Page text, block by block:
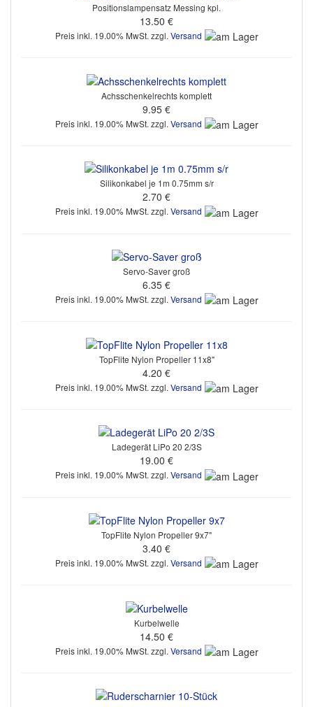
Positionslampensatz Messing kpl.
13.50 €
Preis inkl. 19.00% MwSt. zzgl. Versand
Achsschenkelrechts komplett
9.95 €
Preis inkl. 19.00% MwSt. zzgl. Versand
Silikonkabel je 1m 0.75mm s/r
2.70 €
Preis inkl. 19.00% MwSt. zzgl. Versand
Servo-Saver groß
6.35 €
Preis inkl. 19.00% MwSt. zzgl. Versand
TopFlite Nylon Propeller 11x8"
4.20 €
Preis inkl. 19.00% MwSt. zzgl. Versand
Ladegerät LiPo 20 2/3S
19.00 €
Preis inkl. 19.00% MwSt. zzgl. Versand
TopFlite Nylon Propeller 9x7"
3.40 €
Preis inkl. 19.00% MwSt. zzgl. Versand
Kurbelwelle
14.50 €
Preis inkl. 19.00% MwSt. zzgl. Versand